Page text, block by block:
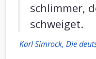
schlimmer,
schweiget.
Karl Simrock, Die